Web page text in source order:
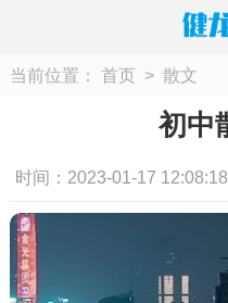
当前位置： 首页 > 散文
初中
时间：2023-01-17 12:08:18